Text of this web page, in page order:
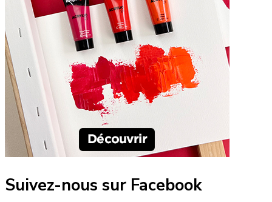
Suivez-nous sur Facebook